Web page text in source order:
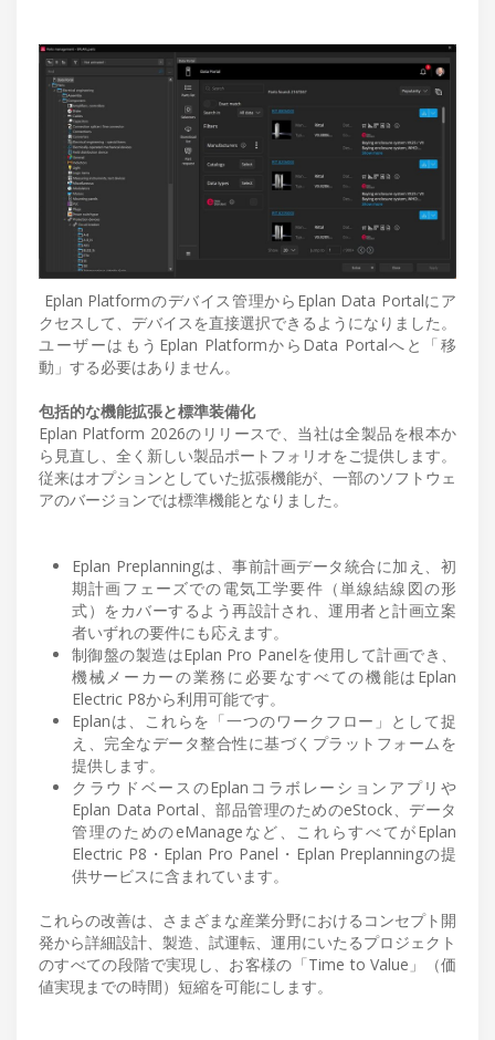
Eplan Platformのデバイス管理からEplan Data Portalにア
クセスして、デバイスを直接選択できるようになりました。
ユーザーはもうEplan PlatformからData Portalへと「移
動」する必要はありません。
包括的な機能拡張と標準装備化
Eplan Platform 2026のリリースで、当社は全製品を根本か
ら見直し、全く新しい製品ポートフォリオをご提供します。
従来はオプションとしていた拡張機能が、一部のソフトウェ
アのバージョンでは標準機能となりました。
Eplan Preplanningは、事前計画データ統合に加え、初
期計画フェーズでの電気工学要件（単線結線図の形
式）をカバーするよう再設計され、運用者と計画立案
者いずれの要件にも応えます。
制御盤の製造はEplan Pro Panelを使用して計画でき、
機械メーカーの業務に必要なすべての機能はEplan
Electric P8から利用可能です。
Eplanは、これらを「一つのワークフロー」として捉
え、完全なデータ整合性に基づくプラットフォームを
提供します。
クラウドベースのEplanコラボレーションアプリや
Eplan Data Portal、部品管理のためのeStock、データ
管理のためのeManageなど、これらすべてがEplan
Electric P8・Eplan Pro Panel・Eplan Preplanningの提
供サービスに含まれています。
これらの改善は、さまざまな産業分野におけるコンセプト開
発から詳細設計、製造、試運転、運用にいたるプロジェクト
のすべての段階で実現し、お客様の「Time to Value」（価
値実現までの時間）短縮を可能にします。